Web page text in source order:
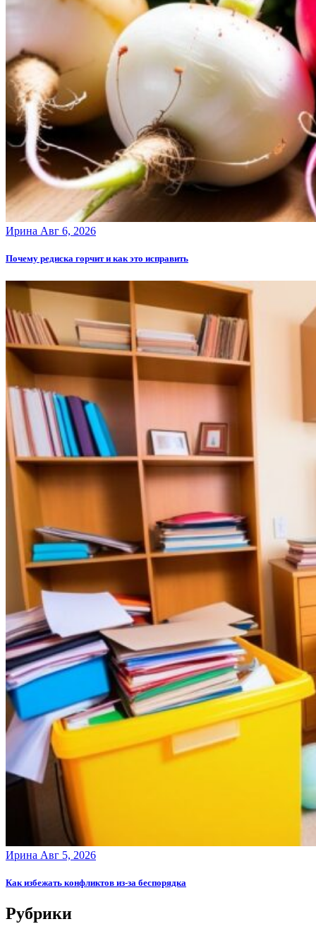
Ирина Авг 6, 2026
Почему редиска горчит и как это исправить
Ирина Авг 5, 2026
Как избежать конфликтов из-за беспорядка
Рубрики